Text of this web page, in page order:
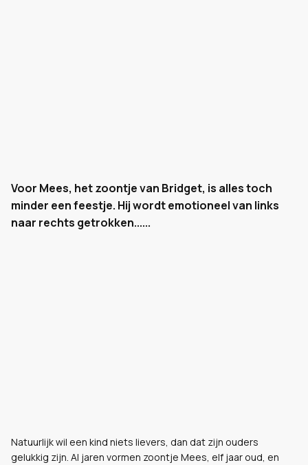
Voor Mees, het zoontje van Bridget, is alles toch
minder een feestje. Hij wordt emotioneel van links
naar rechts getrokken......
Natuurlijk wil een kind niets lievers, dan dat zijn ouders
gelukkig zijn. Al jaren vormen zoontje Mees, elf jaar oud, en